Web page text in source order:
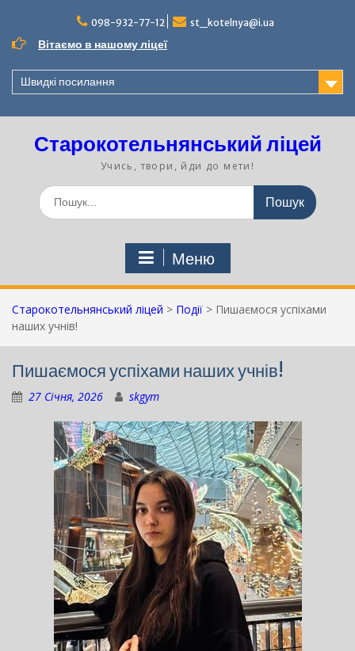
вмісту
098-932-77-12 st_kotelnya@i.ua
Вітаємо в нашому ліцеї
Швидкі посилання
Старокотельнянський ліцей
Учись, твори, йди до мети!
Шукати:
Меню
Старокотельнянський ліцей > Події > Пишаємося успіхами
наших учнів!
Пишаємося успіхами наших учнів!
27 Січня, 2026 skgym